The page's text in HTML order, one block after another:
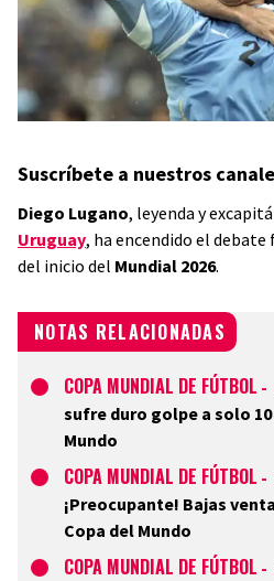
Suscríbete a nuestros
Diego Lugano, leyenda y
Uruguay, ha encendido el
del inicio del Mundial 2026.
NOTAS RELACIONADAS
COPA MUNDIAL DE FÚTBOL -
sufre duro golpe a solo
Mundo
COPA MUNDIAL DE FÚTBOL -
¡Preocupante! Bajas
Copa del Mundo
COPA MUNDIAL DE FÚTBOL -